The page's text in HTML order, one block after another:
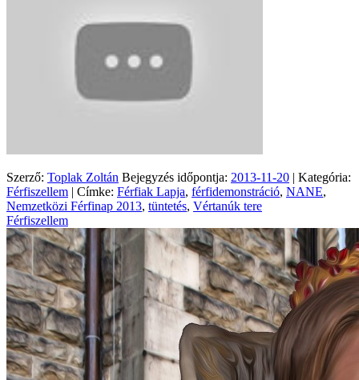
Szerző: Toplak Zoltán Bejegyzés időpontja: 2013-11-20 | Kategória:
Férfiszellem | Címke: Férfiak Lapja, férfidemonstráció, NANE,
Nemzetközi Férfinap 2013, tüntetés, Vértanúk tere
Férfiszellem